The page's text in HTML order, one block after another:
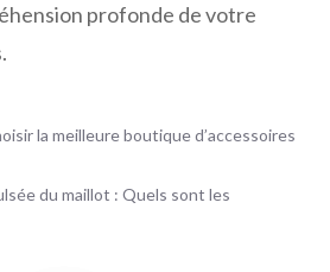
profonde de votre
la meilleure boutique d’accessoires
du maillot : Quels sont les